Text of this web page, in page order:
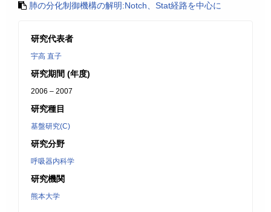
肺の分化制御機構の解明:Notch、Stat経路を中心に
研究代表者
宇高 直子
研究期間 (年度)
2006 – 2007
研究種目
基盤研究(C)
研究分野
呼吸器内科学
研究機関
熊本大学